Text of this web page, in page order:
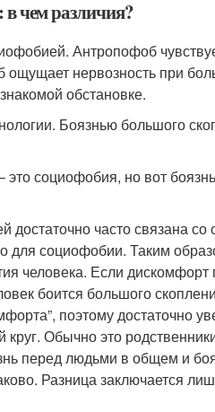
чем различия?
Антропофоб
ощущает нервозность при
обстановке.
Боязнью большого
социофобия, но вот
достаточно часто связана
для социофобии. Таким
человека. Если
боится большого
поэтому достаточно
Обычно это
перед людьми в общем и
Разница заключается